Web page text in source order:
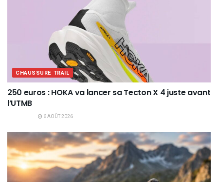
CHAUSSURE TRAIL
250 euros : HOKA va lancer sa Tecton X 4 juste avant
l’UTMB
6 AOÛT 2026